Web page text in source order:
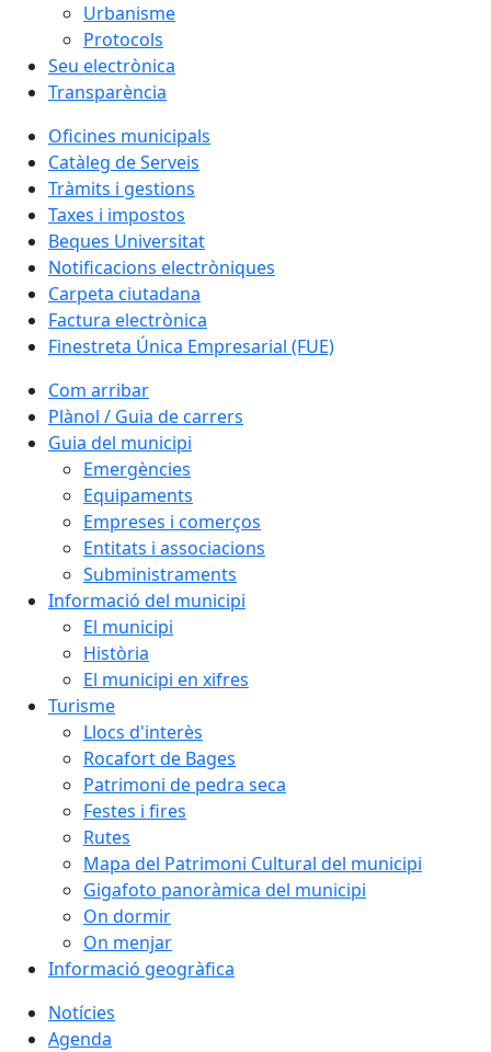
Urbanisme
Protocols
Seu electrònica
Transparència
Oficines municipals
Catàleg de Serveis
Tràmits i gestions
Taxes i impostos
Beques Universitat
Notificacions electròniques
Carpeta ciutadana
Factura electrònica
Finestreta Única Empresarial (FUE)
Com arribar
Plànol / Guia de carrers
Guia del municipi
Emergències
Equipaments
Empreses i comerços
Entitats i associacions
Subministraments
Informació del municipi
El municipi
Història
El municipi en xifres
Turisme
Llocs d'interès
Rocafort de Bages
Patrimoni de pedra seca
Festes i fires
Rutes
Mapa del Patrimoni Cultural del municipi
Gigafoto panoràmica del municipi
On dormir
On menjar
Informació geogràfica
Notícies
Agenda